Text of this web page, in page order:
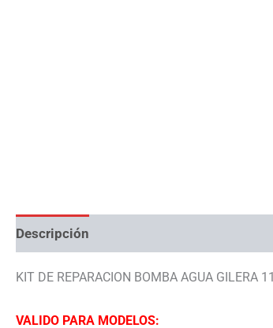
Descripción
KIT DE REPARACION BOMBA AGUA GILERA
VALIDO PARA MODELOS: